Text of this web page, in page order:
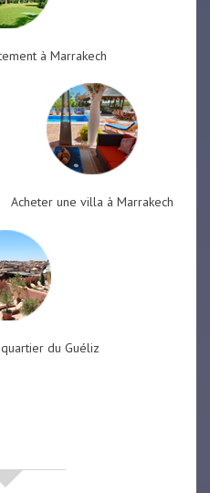
à Marrakech
Acheter une villa à Marrakech
du Guéliz